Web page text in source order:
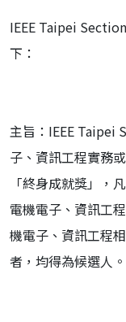
IEEE Taipei
下：
主旨：IEEE Taipei
子、資訊工程實務
「終身成就獎」，
電機電子、資訊工
機電子、資訊工程
者，均得為候選人。